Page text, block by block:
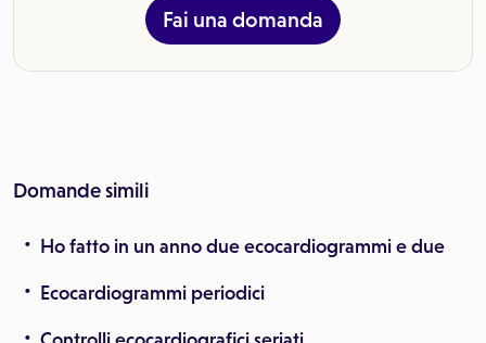
Fai una domanda
Domande simili
Ho fatto in un anno due ecocardiogrammi e due
Ecocardiogrammi periodici